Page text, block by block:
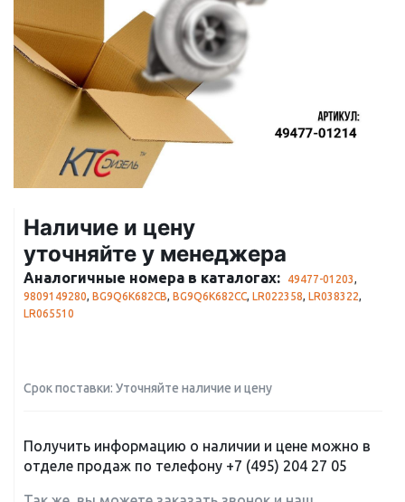
Наличие и цену
уточняйте у менеджера
Аналогичные номера в каталогах: 49477-01203,
9809149280, BG9Q6K682CB, BG9Q6K682CC, LR022358, LR038322,
LR065510
Срок поставки: Уточняйте наличие и цену
Получить информацию о наличии и цене можно в
отделе продаж по телефону +7 (495) 204 27 05